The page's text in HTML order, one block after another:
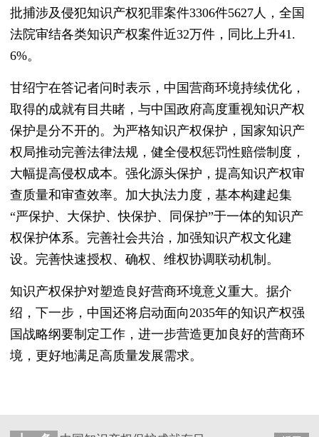
批捕涉及侵犯知识产权犯罪案件3306件5627人，全国
法院审结各类知识产权案件近32万件，同比上升41.
6%。
甘绍宁在答记者问时表示，中国营商环境持续优化，
取得的成就有目共睹，与中国政府高度重视知识产权
保护是分不开的。为严格知识产权保护，国家知识产
权局推动完善法律法规，健全侵权惩罚性赔偿制度，
大幅提高侵权成本。强化源头保护，提高知识产权审
查质量和审查效率。加大执法力度，基本构建起集
“严保护、大保护、快保护、同保护”于一体的知识产
权保护体系。完善社会共治，加强知识产权文化建
设。完善快速授权、确权、维权协调联动机制。
知识产权保护对塑造良好营商环境意义重大。据介
绍，下一步，中国还将启动面向2035年的知识产权强
国战略纲要制定工作，进一步营造更加良好的营商环
境，更好地满足高质量发展需求。